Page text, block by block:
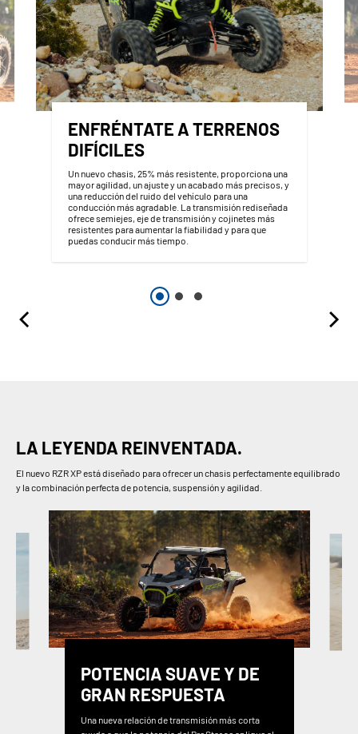
ENFRÉNTATE A TERRENOS
DIFÍCILES
Un nuevo chasis, 25% más resistente, proporciona una
mayor agilidad, un ajuste y un acabado más precisos, y
una reducción del ruido del vehículo para una
conducción más agradable. La transmisión rediseñada
ofrece semiejes, eje de transmisión y cojinetes más
resistentes para aumentar la fiabilidad y para que
puedas conducir más tiempo.
LA LEYENDA REINVENTADA.
El nuevo RZR XP está diseñado para ofrecer un chasis perfectamente equilibrado
y la combinación perfecta de potencia, suspensión y agilidad.
POTENCIA SUAVE Y DE
GRAN RESPUESTA
Una nueva relación de transmisión más corta